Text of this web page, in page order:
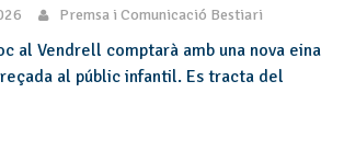
Premsa i Comunicació Bestiari
al Vendrell comptarà amb una nova eina
al públic infantil. Es tracta del